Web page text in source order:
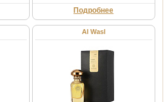
Подробнее
Al Wasl